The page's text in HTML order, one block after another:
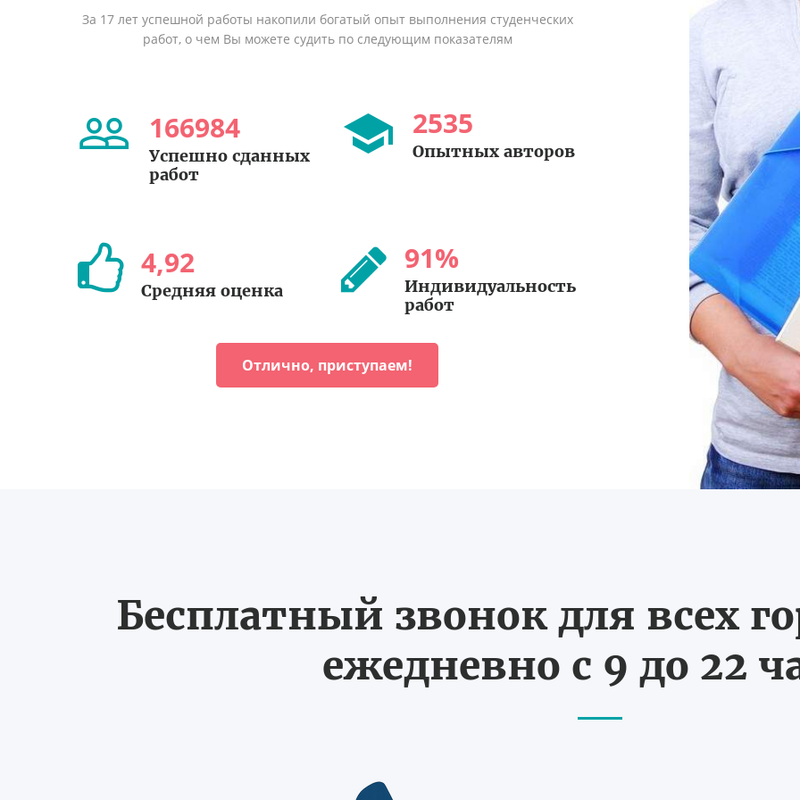
За 17 лет успешной работы накопили богатый опыт выполнения студенческих
работ, о чем Вы можете судить по следующим показателям
166984
Успешно сданных
работ
2535
Опытных авторов
4,92
Средняя оценка
91%
Индивидуальность
работ
Отлично, приступаем!
Бесплатный звонок для всех
ежедневно с 9 до 22